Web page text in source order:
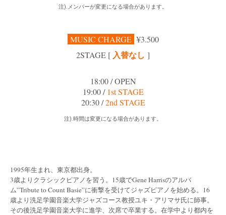
注).メンバーが変更になる場合があります。
MUSIC CHARGE ¥3.500
2STAGE [ 入替なし ]
18:00 / OPEN
19:00 / 1st STAGE
20:30 /2nd STAGE
注).時間は変更になる場合があります。
1995年生まれ、東京都出身。
3歳よりクラシックピアノを習う。15歳でGene Harrisのアルバ
ム”Tribute to Count Basie”に衝撃を受けてジャズピアノを始める。16
歳より洗足学園音楽大学ジャズコース教授ユキ・アリマサ氏に師事。
その後洗足学園音楽大学に進学、次席で卒業する。在学中より都内を